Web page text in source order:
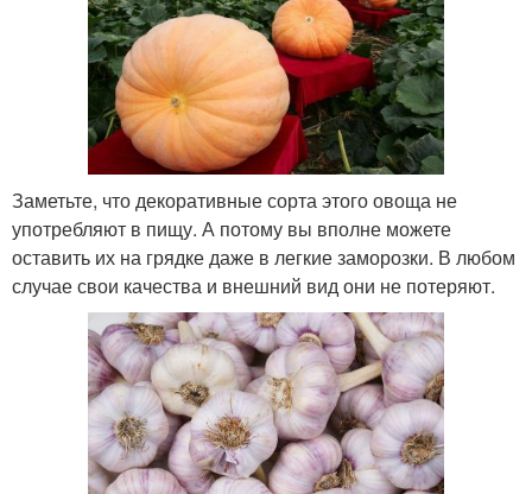
Заметьте, что декоративные сорта этого овоща не
употребляют в пищу. А потому вы вполне можете
оставить их на грядке даже в легкие заморозки. В любом
случае свои качества и внешний вид они не потеряют.